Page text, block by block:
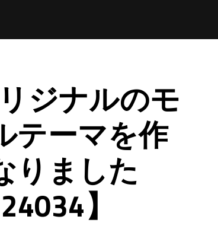
ジナルのモ
テーマを作
りました
】